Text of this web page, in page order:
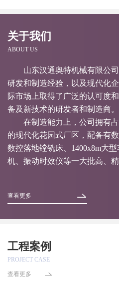
关于我们
ABOUT US
山东汉通奥特机械有限公司
研发和制造经验，以及现代化
际市场上取得了广泛的认可度
备及新技术的研发者和制造商。
在制造能力上，公司拥有占
的现代化花园式厂区，配备有
数控落地镗铣床、1400x8m大
机、振动时效仪等一大批高、精
查看更多
工程案例
PROJECT CASE
查看更多